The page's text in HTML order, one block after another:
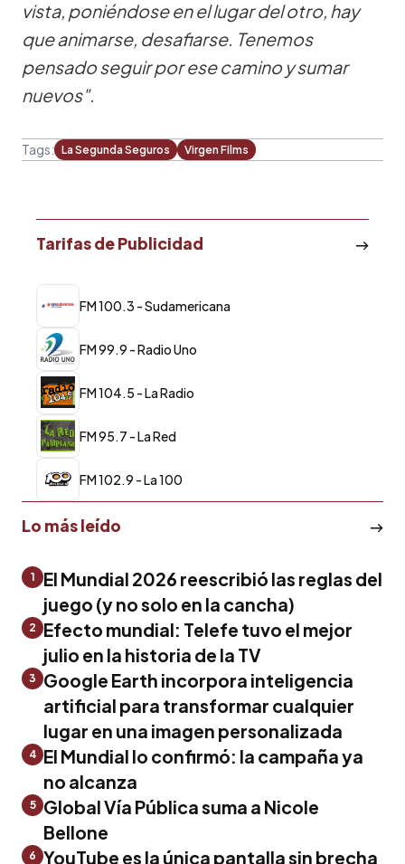
vista, poniéndose en el lugar del otro, hay
que animarse, desafiarse. Tenemos
pensado seguir por ese camino y sumar
nuevos".
Tags: La Segunda Seguros Virgen Films
Tarifas de Publicidad
FM 100.3 - Sudamericana
FM 99.9 - Radio Uno
FM 104.5 - La Radio
FM 95.7 - La Red
FM 102.9 - La 100
Lo más leído
1
El Mundial 2026 reescribió las reglas del
juego (y no solo en la cancha)
2
Efecto mundial: Telefe tuvo el mejor
julio en la historia de la TV
3
Google Earth incorpora inteligencia
artificial para transformar cualquier
lugar en una imagen personalizada
4 El Mundial lo confirmó: la campaña ya
no alcanza
5
Global Vía Pública suma a Nicole
Bellone
6 YouTube es la única pantalla sin brecha